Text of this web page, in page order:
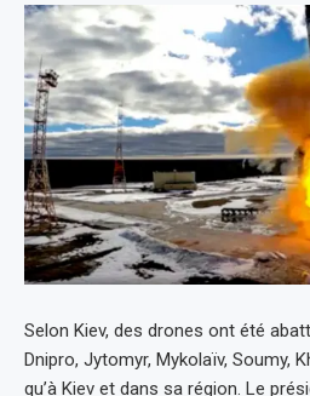
Selon Kiev, des drones ont été
Dnipro, Jytomyr, Mykolaïv, Soumy,
qu’à Kiev et dans sa région. Le